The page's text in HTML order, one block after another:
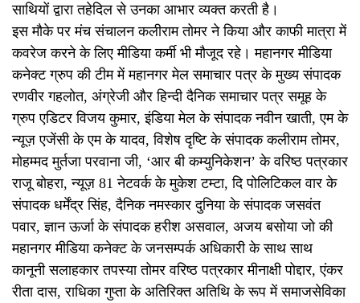
साथियों द्वारा तहेदिल से उनका आभार व्यक्त करती है।
इस मौके पर मंच संचालन कलीराम तोमर ने किया और काफी मात्रा में
कवरेज करने के लिए मीडिया कर्मी भी मौजूद रहे। महानगर मीडिया
कनेक्ट ग्रुप की टीम में महानगर मेल समाचार पत्र के मुख्य संपादक
रणवीर गहलोत, अंग्रेजी और हिन्दी दैनिक समाचार पत्र समूह के
ग्रुप एडिटर विजय कुमार, इंडिया मेल के संपादक नवीन खाती, एम के
न्यूज़ एजेंसी के एम के यादव, विशेष दृष्टि के संपादक कलीराम तोमर,
मोहम्मद मुर्तजा परवाना जी, ‘आर बी कम्युनिकेशन’ के वरिष्ठ पत्रकार
राजू बोहरा, न्यूज़ 81 नेटवर्क के मुकेश टम्टा, दि पोलिटिकल वार के
संपादक धर्मेंद्र सिंह, दैनिक नमस्कार दुनिया के संपादक जसवंत
पवार, ज्ञान ऊर्जा के संपादक हरीश असवाल, अजय बसोया जो की
महानगर मीडिया कनेक्ट के जनसम्पर्क अधिकारी के साथ साथ
कानूनी सलाहकार तपस्या तोमर वरिष्ठ पत्रकार मीनाक्षी पोद्दार, एंकर
रीता दास, राधिका गुप्ता के अतिरिक्त अतिथि के रूप में समाजसेविका